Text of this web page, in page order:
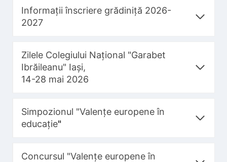
Informații înscriere grădiniță 2026-
2027
Zilele Colegiului Național "Garabet
Ibrăileanu" Iași,
14-28 mai 2026
Simpozionul "Valențe europene în
educație"
Concursul "Valențe europene în